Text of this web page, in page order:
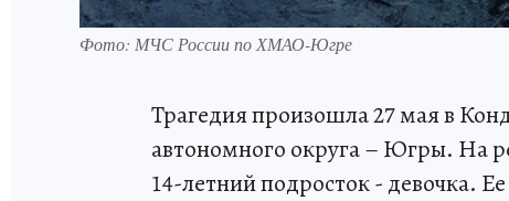
Фото: МЧС России по ХМАО-Югре
Трагедия произошла 27 мая в
автономного округа – Югры. На
14-летний подросток - девочка.